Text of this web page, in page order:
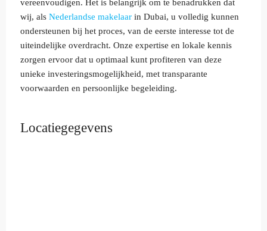
vereenvoudigen. Het is belangrijk om te benadrukken dat
wij, als Nederlandse makelaar in Dubai, u volledig kunnen
ondersteunen bij het proces, van de eerste interesse tot de
uiteindelijke overdracht. Onze expertise en lokale kennis
zorgen ervoor dat u optimaal kunt profiteren van deze
unieke investeringsmogelijkheid, met transparante
voorwaarden en persoonlijke begeleiding.
Locatiegegevens